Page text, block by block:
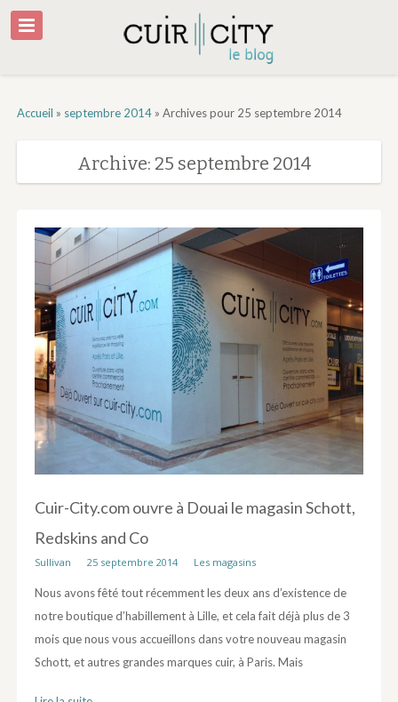
Accueil » septembre 2014» Archives pour 25 septembre 2014
Archive: 25 septembre 2014
Cuir-City.com ouvre à Douai le magasin Schott,
Redskins and Co
Sullivan 25 septembre 2014 Les magasins
Nous avons fêté tout récemment les deux ans d’existence de
notre boutique d’habillement à Lille, et cela fait déjà plus de 3
mois que nous vous accueillons dans votre nouveau magasin
Schott, et autres grandes marques cuir, à Paris. Mais